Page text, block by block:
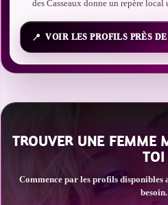
des Casseaux donne un repère
VOIR LES PROFILS PRÈS
TROUVER UNE FEMME
TOI
Commence par les profils
besoin.